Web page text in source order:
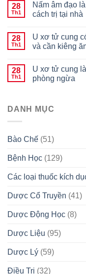
28
Th1
Nấm âm đạo
cách trị tại nhà
28
Th1
U xơ tử cung
và cần kiêng
28
Th1
U xơ tử cung
phòng ngừa
DANH MỤC
Bào Chế (51)
Bệnh Học (129)
Các loại thuốc kích
Dược Cổ Truyền (41)
Dược Động Học (8)
Dược Liệu (95)
Dược Lý (59)
Điều Trị (32)